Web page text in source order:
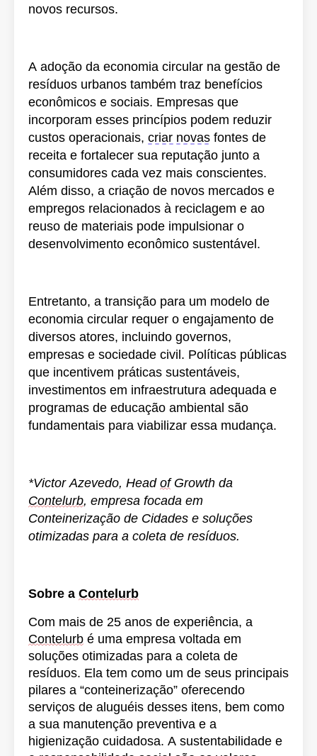
novos recursos.
A adoção da economia circular na gestão de
resíduos urbanos também traz benefícios
econômicos e sociais. Empresas que
incorporam esses princípios podem reduzir
custos operacionais, criar novas fontes de
receita e fortalecer sua reputação junto a
consumidores cada vez mais conscientes.
Além disso, a criação de novos mercados e
empregos relacionados à reciclagem e ao
reuso de materiais pode impulsionar o
desenvolvimento econômico sustentável.
Entretanto, a transição para um modelo de
economia circular requer o engajamento de
diversos atores, incluindo governos,
empresas e sociedade civil. Políticas públicas
que incentivem práticas sustentáveis,
investimentos em infraestrutura adequada e
programas de educação ambiental são
fundamentais para viabilizar essa mudança.
*Victor Azevedo, Head ofGrowth da
Contelurb, empresa focada em
Conteinerização de Cidades e soluções
otimizadas para a coleta de resíduos.
Sobre a Contelurb
Com mais de 25 anos de experiência, a
Contelurb é uma empresa voltada em
soluções otimizadas para a coleta de
resíduos. Ela tem como um de seus principais
pilares a “conteinerização” oferecendo
serviços de aluguéis desses itens, bem como
a sua manutenção preventiva e a
higienização cuidadosa. A sustentabilidade e